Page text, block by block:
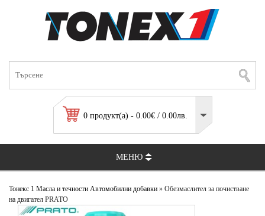
0 продукт(а) - 0.00€ / 0.00лв.
МЕНЮ
Тонекс 1 Масла и течности Автомобилни добавки » Обезмаслител за почистване
на двигател PRATO